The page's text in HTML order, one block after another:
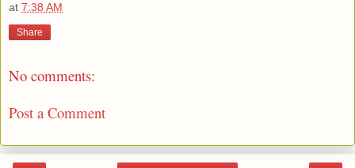
at 7:38 AM
Share
No comments:
Post a Comment